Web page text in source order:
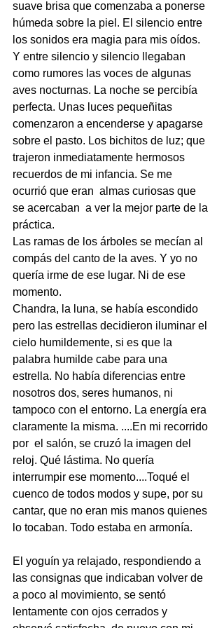
suave brisa que comenzaba a ponerse
húmeda sobre la piel. El silencio entre
los sonidos era magia para mis oídos.
Y entre silencio y silencio llegaban
como rumores las voces de algunas
aves nocturnas. La noche se percibía
perfecta. Unas luces pequeñitas
comenzaron a encenderse y apagarse
sobre el pasto. Los bichitos de luz; que
trajeron inmediatamente hermosos
recuerdos de mi infancia. Se me
ocurrió que eran  almas curiosas que
se acercaban  a ver la mejor parte de la
práctica.
Las ramas de los árboles se mecían al
compás del canto de la aves. Y yo no
quería irme de ese lugar. Ni de ese
momento.
Chandra, la luna, se había escondido
pero las estrellas decidieron iluminar el
cielo humildemente, si es que la
palabra humilde cabe para una
estrella. No había diferencias entre
nosotros dos, seres humanos, ni
tampoco con el entorno. La energía era
claramente la misma. ....En mi recorrido
por  el salón, se cruzó la imagen del
reloj. Qué lástima. No quería
interrumpir ese momento....Toqué el
cuenco de todos modos y supe, por su
cantar, que no eran mis manos quienes
lo tocaban. Todo estaba en armonía.
El yoguín ya relajado, respondiendo a
las consignas que indicaban volver de
a poco al movimiento, se sentó
lentamente con ojos cerrados y